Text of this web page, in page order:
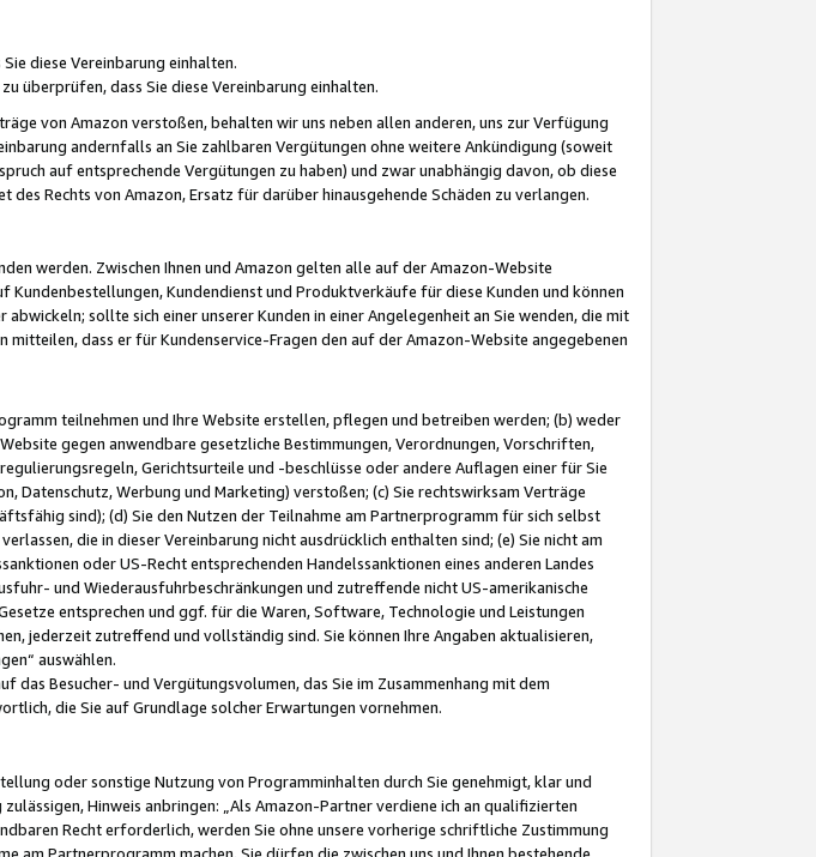
diese Vereinbarung einhalten.
überprüfen, dass Sie diese Vereinbarung einhalten.
von Amazon verstoßen, behalten wir uns neben allen anderen, uns zur Verfügung
andernfalls an Sie zahlbaren Vergütungen ohne weitere Ankündigung (soweit
auf entsprechende Vergütungen zu haben) und zwar unabhängig davon, ob diese
Rechts von Amazon, Ersatz für darüber hinausgehende Schäden zu verlangen.
werden. Zwischen Ihnen und Amazon gelten alle auf der Amazon-Website
Kundendienst und Produktverkäufe für diese Kunden und können
sollte sich einer unserer Kunden in einer Angelegenheit an Sie wenden, die mit
dass er für Kundenservice-Fragen den auf der Amazon-Website angegebenen
teilnehmen und Ihre Website erstellen, pflegen und betreiben werden; (b) weder
gegen anwendbare gesetzliche Bestimmungen, Verordnungen, Vorschriften,
Gerichtsurteile und -beschlüsse oder andere Auflagen einer für Sie
Datenschutz, Werbung und Marketing) verstoßen; (c) Sie rechtswirksam Verträge
sind); (d) Sie den Nutzen der Teilnahme am Partnerprogramm für sich selbst
die in dieser Vereinbarung nicht ausdrücklich enthalten sind; (e) Sie nicht am
oder US-Recht entsprechenden Handelssanktionen eines anderen Landes
und Wiederausfuhrbeschränkungen und zutreffende nicht US-amerikanische
entsprechen und ggf. für die Waren, Software, Technologie und Leistungen
jederzeit zutreffend und vollständig sind. Sie können Ihre Angaben aktualisieren,
auswählen.
das Besucher- und Vergütungsvolumen, das Sie im Zusammenhang mit dem
die Sie auf Grundlage solcher Erwartungen vornehmen.
oder sonstige Nutzung von Programminhalten durch Sie genehmigt, klar und
Hinweis anbringen: „Als Amazon-Partner verdiene ich an qualifizierten
Recht erforderlich, werden Sie ohne unsere vorherige schriftliche Zustimmung
am Partnerprogramm machen. Sie dürfen die zwischen uns und Ihnen bestehende